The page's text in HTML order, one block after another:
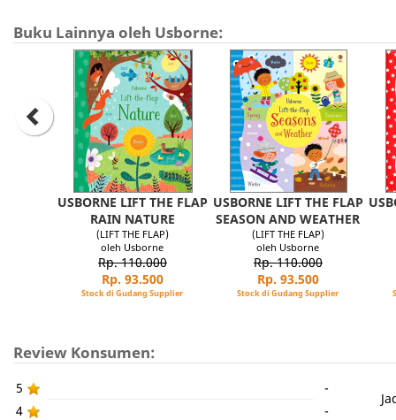
Buku Lainnya oleh Usborne:
USBORNE LIFT THE FLAP
RAIN NATURE
(LIFT THE FLAP)
oleh Usborne
Rp. 110.000
Rp. 93.500
Stock di Gudang Supplier
USBORNE LIFT THE FLAP
SEASON AND WEATHER
(LIFT THE FLAP)
oleh Usborne
Rp. 110.000
Rp. 93.500
Stock di Gudang Supplier
Review Konsumen:
5
-
4
-